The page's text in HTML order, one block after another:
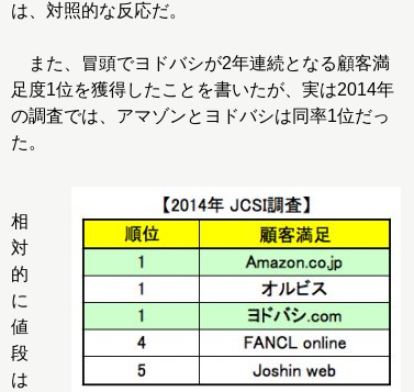
は、対照的な反応だ。
また、冒頭でヨドバシが2年連続となる顧客満
足度1位を獲得したことを書いたが、実は2014年
の調査では、アマゾンとヨドバシは同率1位だっ
た。
相
対
的
に
値
段
は